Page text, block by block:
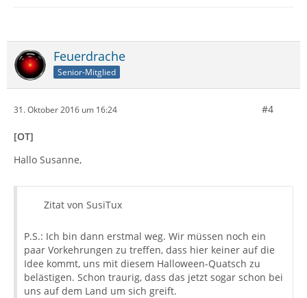
Feuerdrache
Senior-Mitglied
31. Oktober 2016 um 16:24 #4
[OT]
Hallo Susanne,
Zitat von SusiTux
P.S.: Ich bin dann erstmal weg. Wir müssen noch ein
paar Vorkehrungen zu treffen, dass hier keiner auf die
Idee kommt, uns mit diesem Halloween-Quatsch zu
belästigen. Schon traurig, dass das jetzt sogar schon bei
uns auf dem Land um sich greift.